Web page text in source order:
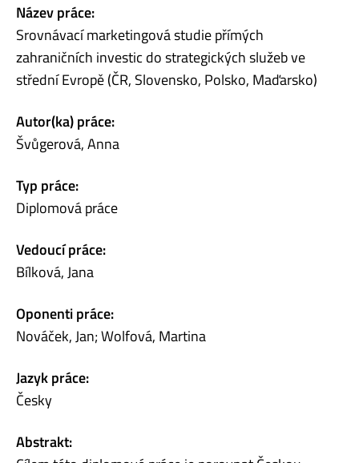
Název práce:
Srovnávací marketingová studie přímých
zahraničních investic do strategických služeb ve
střední Evropě (ČR, Slovensko, Polsko, Maďarsko)
Autor(ka) práce:
Švůgerová, Anna
Typ práce:
Diplomová práce
Vedoucí práce:
Bílková, Jana
Oponenti práce:
Nováček, Jan; Wolfová, Martina
Jazyk práce:
Česky
Abstrakt: